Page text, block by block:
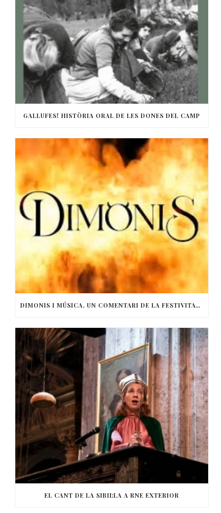
GALLUFES! HISTÒRIA ORAL DE LES DONES DEL CAMP
DIMONIS I MÚSICA, UN COMENTARI DE LA FESTIVITAT DE SANT ANTONI
EL CANT DE LA SIBIL·LA A RNE EXTERIOR